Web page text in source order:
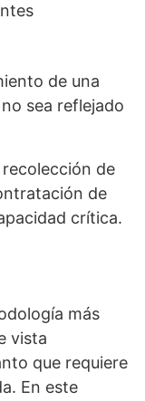
de una
sea reflejado
de
de
crítica.
más
vista
que requiere
En este